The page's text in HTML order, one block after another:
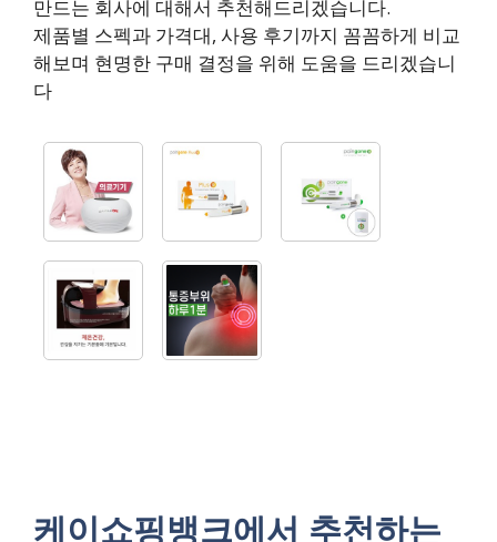
만드는 회사에 대해서 추천해드리겠습니다.
제품별 스펙과 가격대, 사용 후기까지 꼼꼼하게 비교
해보며 현명한 구매 결정을 위해 도움을 드리겠습니
다
케이쇼핑뱅크에서 추천하는